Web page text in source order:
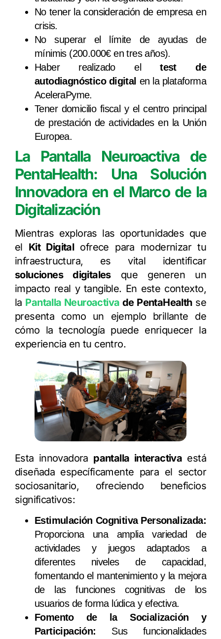
No tener la consideración de empresa en
crisis.
No superar el límite de ayudas de
mínimis (200.000€ en tres años).
Haber realizado eltest de
autodiagnóstico digital en la plataforma
AceleraPyme.
Tener domicilio fiscal y el centro principal
de prestación de actividades en la Unión
Europea.
La Pantalla Neuroactiva de
PentaHealth: Una Solución
Innovadora en el Marco de la
Digitalización
Mientras exploras las oportunidades que
el Kit Digitalofrece para modernizar tu
infraestructura, es vital identificar
soluciones digitalesque generen un
impacto real y tangible. En este contexto,
la Pantalla Neuroactiva de PentaHealthse
presenta como un ejemplo brillante de
cómo la tecnología puede enriquecer la
experiencia en tu centro.
Esta innovadora pantalla interactiva está
diseñada específicamente para el sector
sociosanitario, ofreciendo beneficios
significativos:
Estimulación Cognitiva Personalizada:
Proporciona una amplia variedad de
actividades y juegos adaptados a
diferentes niveles de capacidad,
fomentando el mantenimiento y la mejora
de las funciones cognitivas de los
usuarios de forma lúdica y efectiva.
Fomento de la Socialización y
Participación: Sus funcionalidades